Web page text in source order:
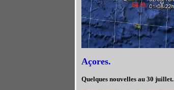
Açores.
Quelques nouvelles au 30 juillet.